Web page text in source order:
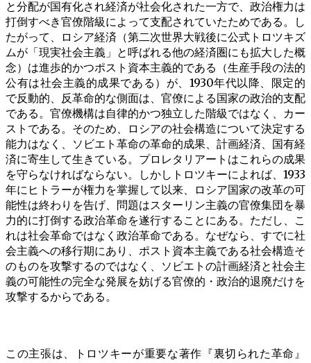
と分配が国有化され経済が社会化された一方で、政治権力は
打倒すべき官僚階級によって支配されていたためである。し
たがって、ロシア経済（第二次世界大戦後に公式トロツキズ
ムが「現実社会主義」と呼ばれる他の経済圏にも拡大した概
念）は進歩的かつポスト資本主義的である（生産手段の法的
公有は社会主義的成果である）が、1930年代以降、限定的
で反動的、反革命的な側面は、官僚による国家の政治的支配
である。官僚機構は自律的かつ独立した階級ではなく、カー
ストである。そのため、ロシアの社会構造について決定する
能力はなく、ソビエト革命の革命的成果、計画経済、国有経
済に寄生して生きている。プロレタリアートはこれらの成果
を守らなければならない。しかしトロツキーによれば、1933
年にヒトラーが権力を掌握して以来、ロシア国家の改革の可
能性は終わりを告げ、問題はスターリン主義の官僚集団を暴
力的に打倒する政治革命を遂行することにある。ただし、こ
れは社会革命ではなく政治革命である。なぜなら、すでに社
会主義への移行期にあり、ポスト資本主義である社会構造そ
のものを攻撃するのではなく、ソビエトの計画経済と社会主
義の可能性の完全な発展を妨げる官僚的・政治的退廃だけを
攻撃するからである。
この主張は、トロツキーが重要な著作『裏切られた革命』